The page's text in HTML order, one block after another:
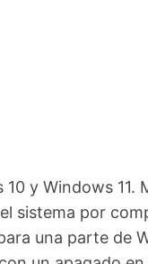
y Windows 11.
sistema por
una parte de